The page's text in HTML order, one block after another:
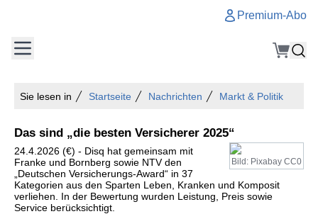
Premium-Abo
Sie lesen in Startseite Nachrichten Markt & Politik
Das sind „die besten Versicherer 2025“
Bild: Pixabay CC0
24.4.2026 (€) - Disq hat gemeinsam mit
Franke und Bornberg sowie NTV den
„Deutschen Versicherungs-Award“ in 37
Kategorien aus den Sparten Leben, Kranken und Komposit
verliehen. In der Bewertung wurden Leistung, Preis sowie
Service berücksichtigt.